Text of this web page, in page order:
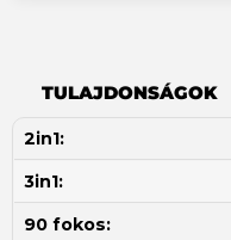
TULAJDONSÁGOK
2in1:
3in1:
90 fokos: